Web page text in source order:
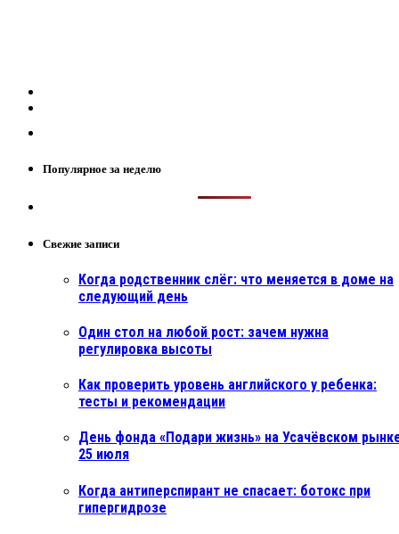
Популярное за неделю
Свежие записи
Когда родственник слёг: что меняется в доме на
следующий день
Один стол на любой рост: зачем нужна
регулировка высоты
Как проверить уровень английского у ребенка:
тесты и рекомендации
День фонда «Подари жизнь» на Усачёвском
25 июля
Когда антиперспирант не спасает: ботокс при
гипергидрозе